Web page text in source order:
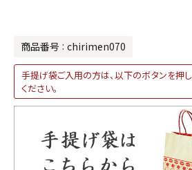
商品番号 chirimen070
手提げ袋ご入用の方は、以下のボタンを押
ください。